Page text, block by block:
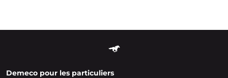
Demeco pour les particuliers